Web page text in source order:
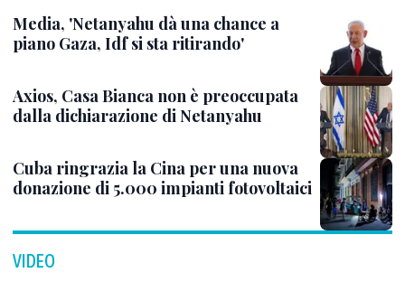
Media, 'Netanyahu dà una chance a
piano Gaza, Idf si sta ritirando'
Axios, Casa Bianca non è preoccupata
dalla dichiarazione di Netanyahu
Cuba ringrazia la Cina per una nuova
donazione di 5.000 impianti fotovoltaici
VIDEO